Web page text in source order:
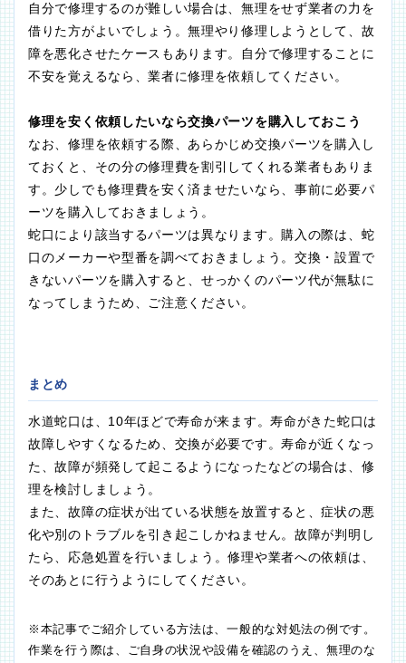
自分で修理するのが難しい場合は、無理をせず業者の力を
借りた方がよいでしょう。無理やり修理しようとして、故
障を悪化させたケースもあります。自分で修理することに
不安を覚えるなら、業者に修理を依頼してください。
修理を安く依頼したいなら交換パーツを購入しておこう
なお、修理を依頼する際、あらかじめ交換パーツを購入し
ておくと、その分の修理費を割引してくれる業者もありま
す。少しでも修理費を安く済ませたいなら、事前に必要パ
ーツを購入しておきましょう。
蛇口により該当するパーツは異なります。購入の際は、蛇
口のメーカーや型番を調べておきましょう。交換・設置で
きないパーツを購入すると、せっかくのパーツ代が無駄に
なってしまうため、ご注意ください。
まとめ
水道蛇口は、10年ほどで寿命が来ます。寿命がきた蛇口は
故障しやすくなるため、交換が必要です。寿命が近くなっ
た、故障が頻発して起こるようになったなどの場合は、修
理を検討しましょう。
また、故障の症状が出ている状態を放置すると、症状の悪
化や別のトラブルを引き起こしかねません。故障が判明し
たら、応急処置を行いましょう。修理や業者への依頼は、
そのあとに行うようにしてください。
※本記事でご紹介している方法は、一般的な対処法の例です。
作業を行う際は、ご自身の状況や設備を確認のうえ、無理のな